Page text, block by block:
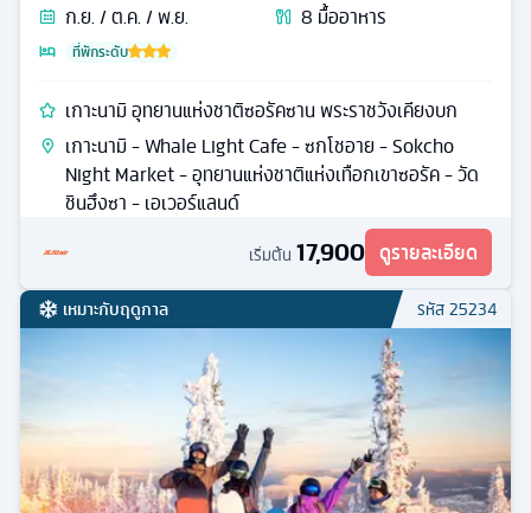
ก.ย. / ต.ค. / พ.ย.
8 มื้ออาหาร
ที่พักระดับ
เกาะนามิ อุทยานแห่งชาติซอรัคซาน พระราชวังเคียงบก
เกาะนามิ - Whale Light Cafe - ซกโชอาย - Sokcho
Night Market - อุทยานแห่งชาติแห่งเทือกเขาซอรัค - วัด
ชินฮึงซา - เอเวอร์แลนด์
เริ่มต้น 17,900 ดูรายละเอียด
เหมาะกับฤดูกาล รหัส25234